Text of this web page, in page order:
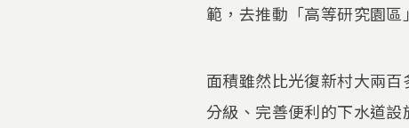
範，去推動「高等研究園區
面積雖然比光復新村大兩
分級、完善便利的下水道